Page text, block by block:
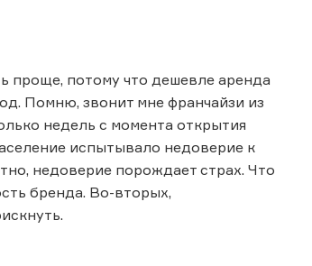
проще, потому что дешевле аренда
Помню, звонит мне франчайзи из
недель с момента открытия
испытывало недоверие к
недоверие порождает страх. Что
бренда. Во-вторых,